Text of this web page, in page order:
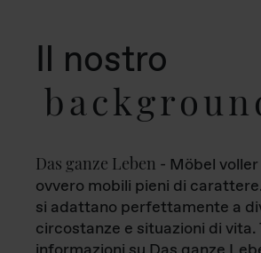
Il nostro
Das ganze Leben - Möbel
ovvero mobili pieni di
si adattano perfettamente a
circostanze e situazioni di vita.